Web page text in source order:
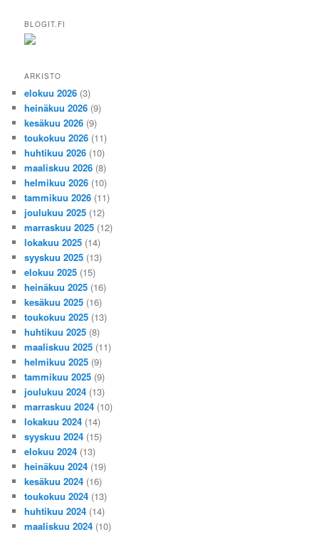
BLOGIT.FI
ARKISTO
elokuu 2026 (3)
heinäkuu 2026 (9)
kesäkuu 2026 (9)
toukokuu 2026 (11)
huhtikuu 2026 (10)
maaliskuu 2026 (8)
helmikuu 2026 (10)
tammikuu 2026 (11)
joulukuu 2025 (12)
marraskuu 2025 (12)
lokakuu 2025 (14)
syyskuu 2025 (13)
elokuu 2025 (15)
heinäkuu 2025 (16)
kesäkuu 2025 (16)
toukokuu 2025 (13)
huhtikuu 2025 (8)
maaliskuu 2025 (11)
helmikuu 2025 (9)
tammikuu 2025 (9)
joulukuu 2024 (13)
marraskuu 2024 (10)
lokakuu 2024 (14)
syyskuu 2024 (15)
elokuu 2024 (13)
heinäkuu 2024 (19)
kesäkuu 2024 (16)
toukokuu 2024 (13)
huhtikuu 2024 (14)
maaliskuu 2024 (10)